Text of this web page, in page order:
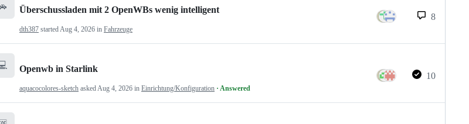
Überschussladen mit 2 OpenWBs wenig intelligent
dth387 startedAug 4, 2026 in Fahrzeuge
8
Openwb in Starlink
aquacocolores-sketch askedAug 4, 2026 in Einrichtung/Konfiguration · Answered
10